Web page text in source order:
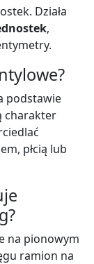
Działa
,
podstawie
charakter
płcią lub
na pionowym
ramion na